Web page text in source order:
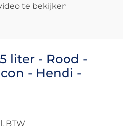
te bekijken
liter - Rood -
- Hendi -
BTW